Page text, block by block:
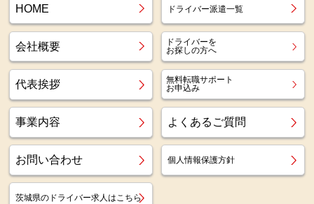
HOME ドライバー派遣一覧
会社概要
ドライバーを
お探しの方へ
代表挨拶
無料転職サポート
お申込み
事業内容 よくあるご質問
お問い合わせ 個人情報保護方針
茨城県のドライバー求人はこちら